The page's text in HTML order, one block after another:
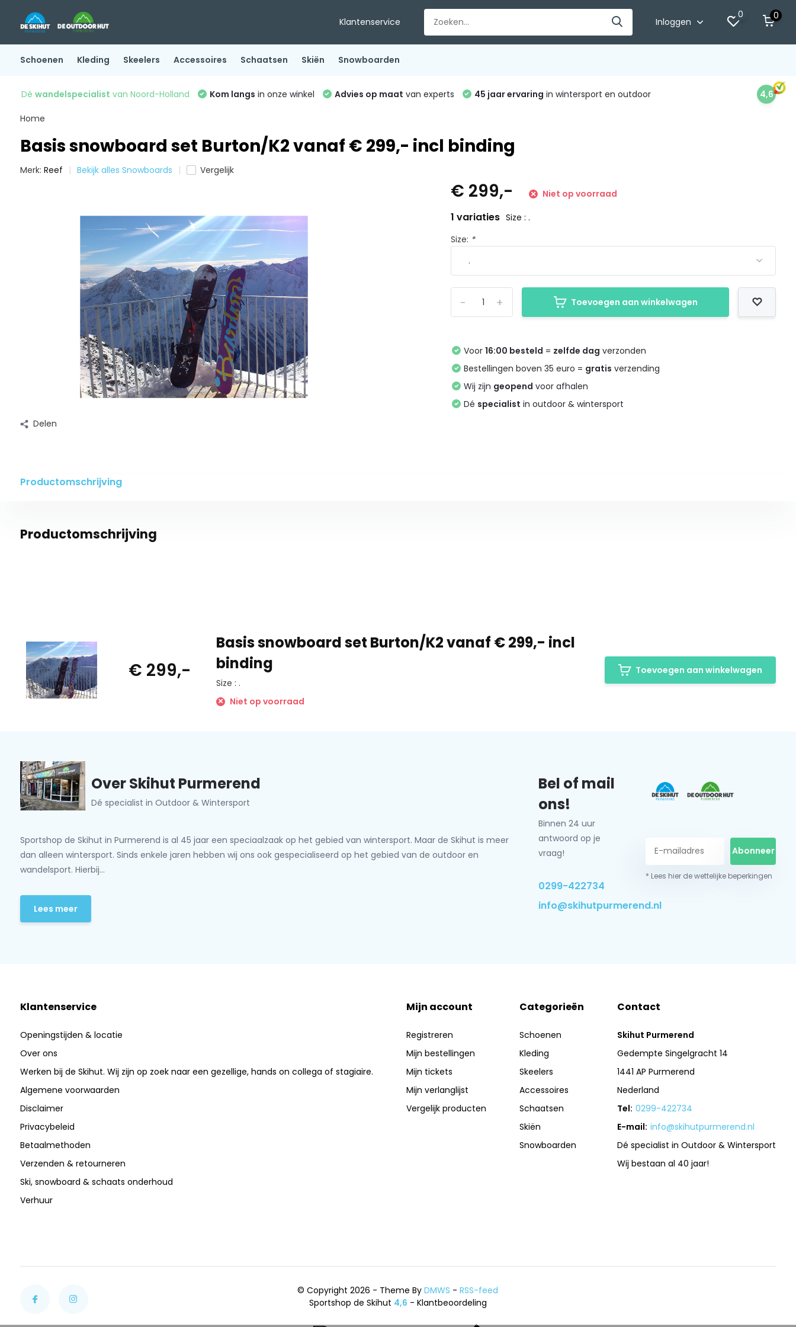
Klantenservice Inloggen
0 0
Schoenen Kleding Skeelers Accessoires Schaatsen Skiën Snowboarden
Dé wandelspecialist van Noord-Holland Kom langs in onze winkel Advies op maat van experts 45 jaar ervaring in wintersport en outdoor 4,6
Home
Basis snowboard set Burton/K2 vanaf € 299,- incl binding
Merk: Reef Bekijk alles Snowboards Vergelijk
Delen
€ 299,- Niet op voorraad
1 variaties Size : .
Size: *
+
- Toevoegen aan winkelwagen
Voor16:00 besteld = zelfde dag verzonden
Bestellingen boven 35 euro = gratis verzending
Wij zijn geopend voor afhalen
Dé specialist in outdoor & wintersport
Productomschrijving
Productomschrijving
€ 299,-
Basis snowboard set Burton/K2 vanaf € 299,- incl
binding
Size : .
Niet op voorraad
Toevoegen aan winkelwagen
Over Skihut Purmerend
Dé specialist in Outdoor & Wintersport
Sportshop de Skihut in Purmerend is al 45 jaar een speciaalzaak op het gebied van wintersport. Maar de Skihut is meer
dan alleen wintersport. Sinds enkele jaren hebben wij ons ook gespecialiseerd op het gebied van de outdoor en
wandelsport. Hierbij...
Lees meer
Bel of mail
ons!
Binnen 24 uur
antwoord op je
vraag!
0299-422734
info@skihutpurmerend.nl
Abonneer
* Lees hier de wettelijke beperkingen
Klantenservice
Openingstijden & locatie
Over ons
Werken bij de Skihut. Wij zijn op zoek naar een gezellige, hands on collega of stagiaire.
Algemene voorwaarden
Disclaimer
Privacybeleid
Betaalmethoden
Verzenden & retourneren
Ski, snowboard & schaats onderhoud
Verhuur
Mijn account
Registreren
Mijn bestellingen
Mijn tickets
Mijn verlanglijst
Vergelijk producten
Categorieën
Schoenen
Kleding
Skeelers
Accessoires
Schaatsen
Skiën
Snowboarden
Contact
Skihut Purmerend
Gedempte Singelgracht 14
1441 AP Purmerend
Nederland
Tel: 0299-422734
E-mail: info@skihutpurmerend.nl
Dé specialist in Outdoor & Wintersport
Wij bestaan al 40 jaar!
© Copyright 2026 - Theme ByDMWS -RSS-feed
Sportshop de Skihut 4,6 - Klantbeoordeling